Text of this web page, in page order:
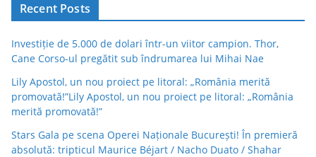
Recent Posts
Investiție de 5.000 de dolari într-un viitor campion. Thor,
Cane Corso-ul pregătit sub îndrumarea lui Mihai Nae
Lily Apostol, un nou proiect pe litoral: „România merită
promovată!”Lily Apostol, un nou proiect pe litoral: „România
merită promovată!”
Stars Gala pe scena Operei Naționale București! În premieră
absolută: tripticul Maurice Béjart / Nacho Duato / Shahar